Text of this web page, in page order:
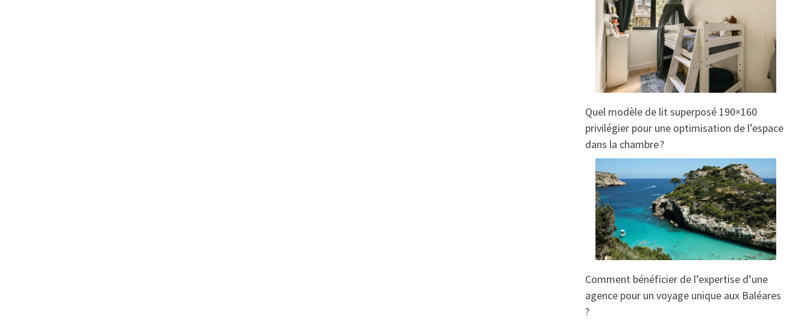
Quel modèle de lit superposé 190×160
privilégier pour une optimisation de l’espace
dans la chambre ?
Comment bénéficier de l’expertise d’une
agence pour un voyage unique aux Baléares
?